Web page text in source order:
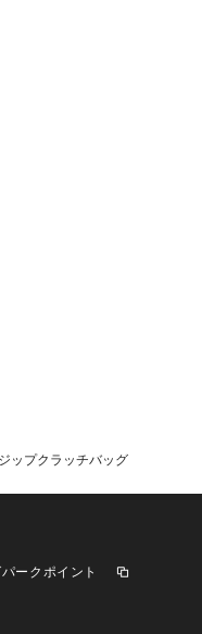
ップクラッチバッグ
ークポイント